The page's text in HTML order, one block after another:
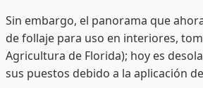
Sin embargo, el panorama que
de follaje para uso en interiores,
Agricultura de Florida); hoy es
sus puestos debido a la aplicación